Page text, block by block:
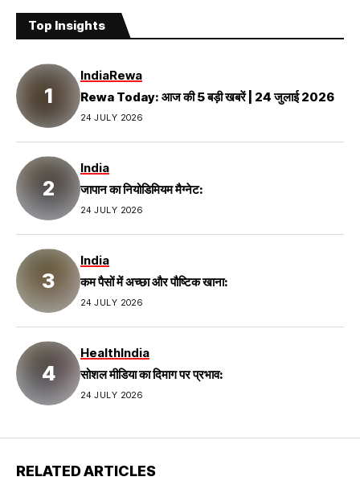
Top Insights
IndiaRewa
Rewa Today: आज की 5 बड़ी खबरें | 24 जुलाई 2026
24 JULY 2026
India
जापान का नियोडिमियम मैग्नेट:
24 JULY 2026
India
कम पैसों में अच्छा और पौष्टिक खाना:
24 JULY 2026
HealthIndia
सोशल मीडिया का दिमाग पर प्रभाव:
24 JULY 2026
RELATED ARTICLES